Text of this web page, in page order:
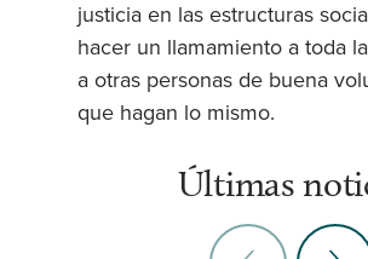
justicia en las estructuras
hacer un llamamiento a toda
a otras personas de buena
que hagan lo mismo.
Últimas